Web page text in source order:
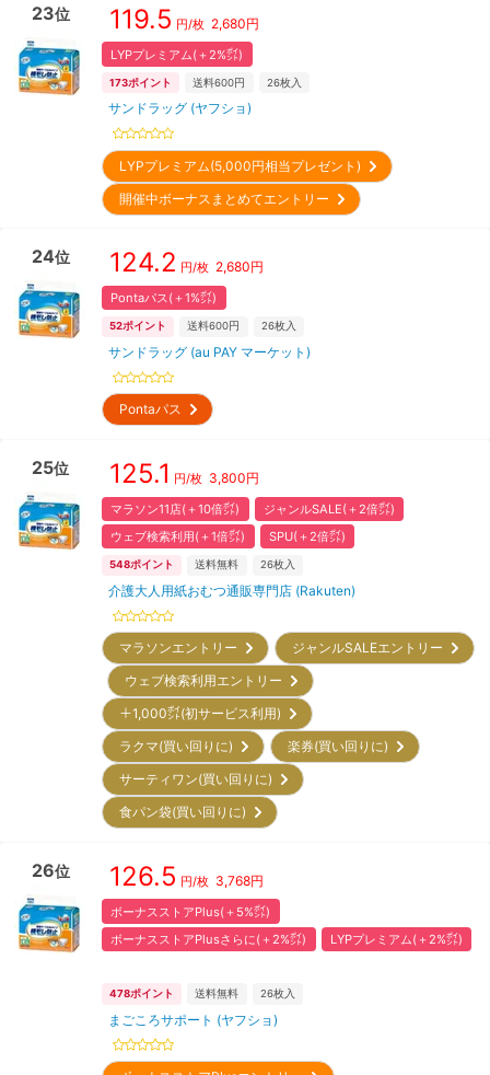
23位 119.5 円/枚 2,680円
LYPプレミアム(＋2%㌽)
173ポイント 送料600円 26枚入
サンドラッグ (ヤフショ)
LYPプレミアム(5,000円相当プレゼント)
開催中ボーナスまとめてエントリー
24位 124.2 円/枚 2,680円
Pontaパス(＋1%㌽)
52ポイント 送料600円 26枚入
サンドラッグ (au PAY マーケット)
Pontaパス
25位 125.1 円/枚 3,800円
マラソン11店(＋10倍㌽)
ジャンルSALE(＋2倍㌽)
ウェブ検索利用(＋1倍㌽)
SPU(＋2倍㌽)
548ポイント 送料無料 26枚入
介護大人用紙おむつ通販専門店 (Rakuten)
マラソンエントリー
ジャンルSALEエントリー
ウェブ検索利用エントリー
＋1,000㌽(初サービス利用)
ラクマ(買い回りに)
楽券(買い回りに)
サーティワン(買い回りに)
食パン袋(買い回りに)
26位 126.5 円/枚 3,768円
ボーナスストアPlus(＋5%㌽)
ボーナスストアPlusさらに(＋2%㌽)
LYPプレミアム(＋2%㌽)
478ポイント 送料無料 26枚入
まごころサポート (ヤフショ)